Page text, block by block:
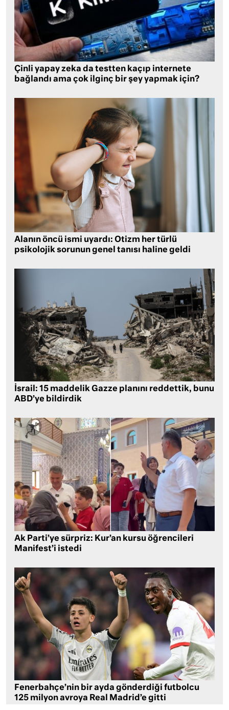
Çinli yapay zeka da testten kaçıp internete
bağlandı ama çok ilginç bir şey yapmak için?
Alanın öncü ismi uyardı: Otizm her türlü
psikolojik sorunun genel tanısı haline geldi
İsrail: 15 maddelik Gazze planını reddettik, bunu
ABD’ye bildirdik
Ak Parti’ye sürpriz: Kur’an kursu öğrencileri
Manifest’i istedi
Fenerbahçe’nin bir ayda gönderdiği futbolcu
125 milyon avroya Real Madrid’e gitti